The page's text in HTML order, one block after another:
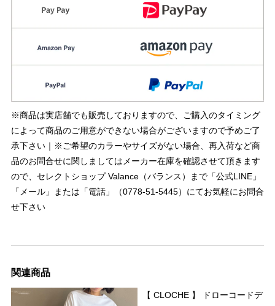
※商品は実店舗でも販売しておりますので、ご購入のタイミング
によって商品のご用意ができない場合がございますので予めご了
承下さい｜※ご希望のカラーやサイズがない場合、再入荷など商
品のお問合せに関しましてはメーカー在庫を確認させて頂きます
ので、セレクトショップ Valance（バランス）まで「公式LINE」
「メール」または「電話」（0778-51-5445）にてお気軽にお問合
せ下さい
関連商品
【 CLOCHE 】 ドローコードデ